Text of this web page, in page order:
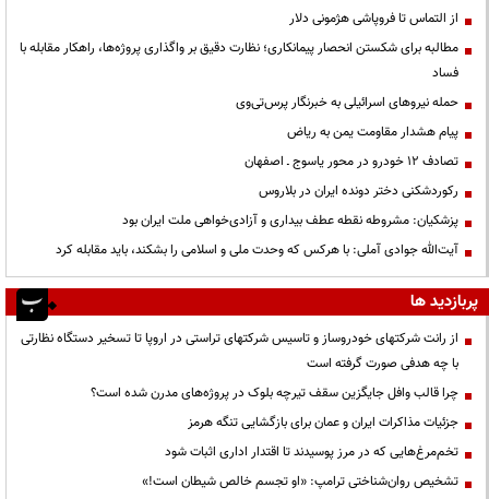
از التماس تا فروپاشی هژمونی دلار
مطالبه برای شکستن انحصار پیمانکاری؛ نظارت دقیق بر واگذاری پروژه‌ها، راهکار مقابله با
فساد
حمله نیروهای اسرائیلی به خبرنگار پرس‌تی‌وی
پیام هشدار مقاومت یمن به ریاض
تصادف ۱۲ خودرو در محور یاسوج ـ اصفهان
رکوردشکنی دختر دونده ایران در بلاروس
پزشکیان: مشروطه نقطه عطف بیداری و آزادی‌خواهی ملت ایران بود
آیت‌الله جوادی آملی: با هرکس که وحدت ملی و اسلامی را بشکند، باید مقابله کرد
پربازدید ها
از رانت‌ شرکتهای خودروساز و تاسیس شرکتهای تراستی در اروپا تا تسخیر دستگاه نظارتی
با چه هدفی صورت گرفته است
چرا قالب وافل جایگزین سقف تیرچه بلوک در پروژه‌های مدرن شده است؟
جزئیات مذاکرات ایران و عمان برای بازگشایی تنگه هرمز
تخم‌مرغ‌هایی که در مرز پوسیدند تا اقتدار اداری اثبات شود
تشخیص روان‌شناختی ترامپ: «او تجسم خالص شیطان است!»